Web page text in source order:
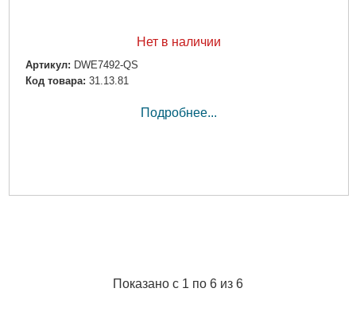
Нет в наличии
Артикул: DWE7492-QS
Код товара: 31.13.81
Подробнее...
Показано с 1 по 6 из 6